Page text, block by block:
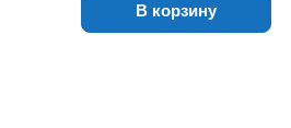
В корзину